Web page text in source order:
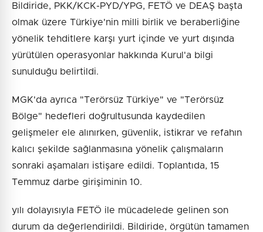
Bildiride, PKK/KCK-PYD/YPG, FETÖ ve DEAŞ başta
olmak üzere Türkiye'nin milli birlik ve beraberliğine
yönelik tehditlere karşı yurt içinde ve yurt dışında
yürütülen operasyonlar hakkında Kurul'a bilgi
sunulduğu belirtildi.
MGK'da ayrıca "Terörsüz Türkiye" ve "Terörsüz
Bölge" hedefleri doğrultusunda kaydedilen
gelişmeler ele alınırken, güvenlik, istikrar ve refahın
kalıcı şekilde sağlanmasına yönelik çalışmaların
sonraki aşamaları istişare edildi. Toplantıda, 15
Temmuz darbe girişiminin 10.
yılı dolayısıyla FETÖ ile mücadelede gelinen son
durum da değerlendirildi. Bildiride, örgütün tamamen